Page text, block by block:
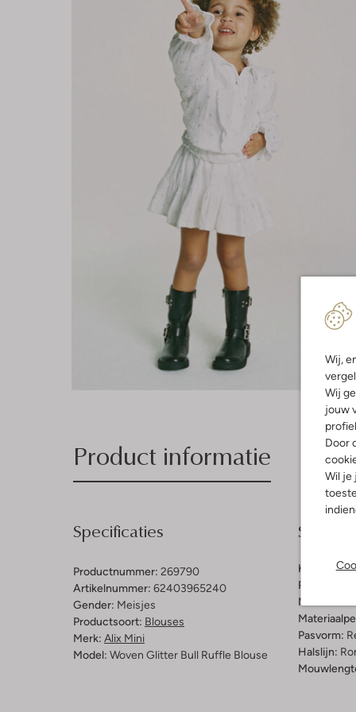
Wij,
Wij
jouw
Door
Wil je
Product informatie
Specificaties
Productnummer: 269790
Artikelnummer: 62403965240
Gender: Meisjes
Productsoort: Blouses
Merk: Alix Mini
Model: Woven Glitter Bull Ruffle Blouse
Kleur:
Wit
Patroon:
Materiaal:
Pasvorm:
Halslijn: